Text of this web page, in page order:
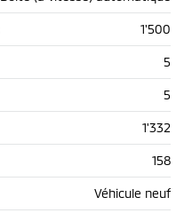
1'500
5
5
1'332
158
Véhicule neuf